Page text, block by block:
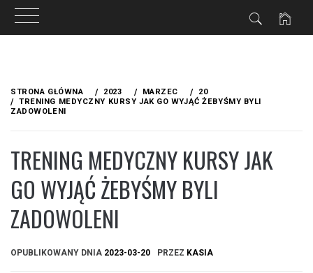
treści
STRONA GŁÓWNA 2023 MARZEC
20
TRENING MEDYCZNY KURSY JAK GO WYJĄĆ ŻEBYŚMY BYLI
ZADOWOLENI
TRENING MEDYCZNY KURSY JAK
GO WYJĄĆ ŻEBYŚMY BYLI
ZADOWOLENI
OPUBLIKOWANY DNIA 2023-03-20 PRZEZ KASIA